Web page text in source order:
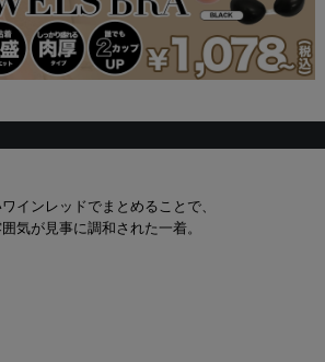
インレッドでまとめることで、
気が見事に調和された一着。